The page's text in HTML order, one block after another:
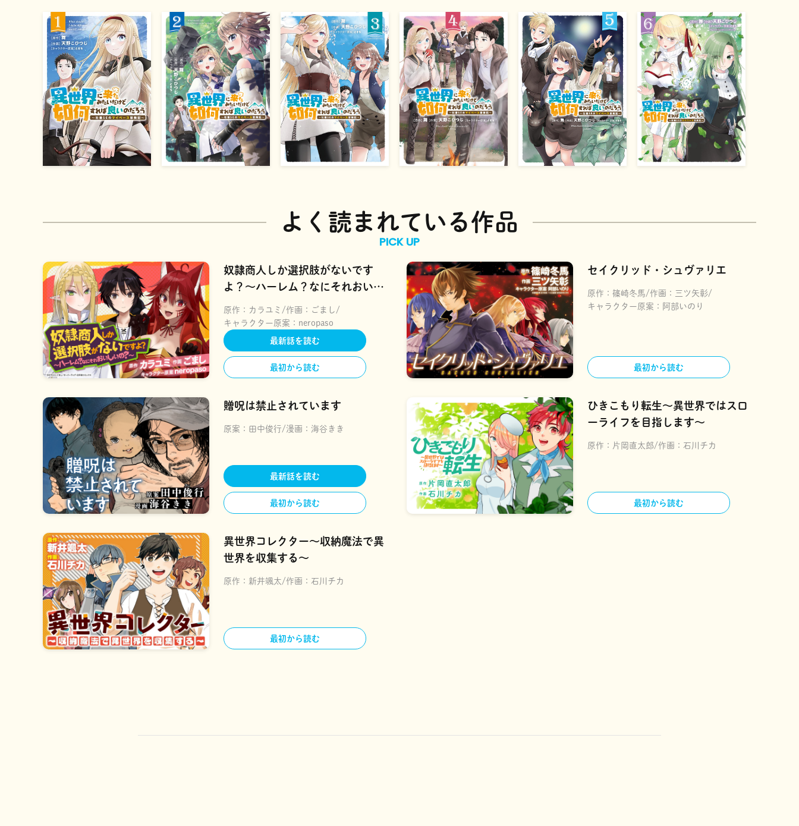
よく読まれている作品
PICK UP
奴隷商人しか選択肢がないです
よ？～ハーレム？なにそれおいし
いの？～
原作： カラユミ 作画： ごまし
キャラクター原案： neropaso
最新話を読む
最初から読む
セイクリッド・シュヴァリエ
原作： 篠崎冬馬 作画： 三ツ矢彰
キャラクター原案： 阿部いのり
最初から読む
贈呪は禁止されています
原案： 田中俊行 漫画： 海谷きき
最新話を読む
最初から読む
ひきこもり転生～異世界ではスロ
ーライフを目指します～
原作： 片岡直太郎 作画： 石川チカ
最初から読む
異世界コレクター～収納魔法で異
世界を収集する～
原作： 新井颯太 作画： 石川チカ
最初から読む